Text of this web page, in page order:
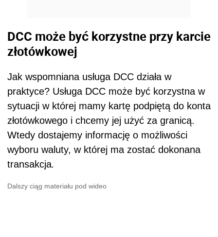
DCC może być korzystne przy karcie
złotówkowej
Jak wspomniana usługa DCC działa w
praktyce? Usługa DCC może być korzystna w
sytuacji w której mamy kartę podpiętą do konta
złotówkowego i chcemy jej użyć za granicą.
Wtedy dostajemy informację o możliwości
wyboru waluty, w której ma zostać dokonana
transakcja.
Dalszy ciąg materiału pod wideo